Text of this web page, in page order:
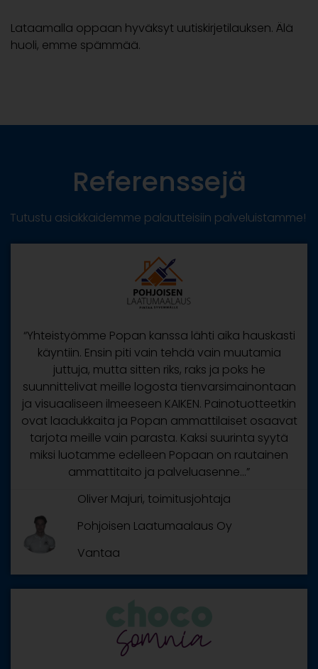
Lataamalla oppaan hyväksyt uutiskirjetilauksen. Älä
huoli, emme spämmää.
Referenssejä
Tutustu asiakkaidemme palautteisiin palveluistamme!
“Yhteistyömme Popan kanssa lähti aika hauskasti
käyntiin. Ensin piti vain tehdä vain muutamia
juttuja, mutta sitten riks, raks ja poks he
suunnittelivat meille logosta tienvarsimainontaan
ja visuaaliseen ilmeeseen KAIKEN. Painotuotteetkin
ovat laadukkaita ja Popan ammattilaiset osaavat
tarjota meille vain parasta. Kaksi suurinta syytä
miksi luotamme edelleen Popaan on rautainen
ammattitaito ja palveluasenne…”
Oliver Majuri, toimitusjohtaja
Pohjoisen Laatumaalaus Oy
Vantaa